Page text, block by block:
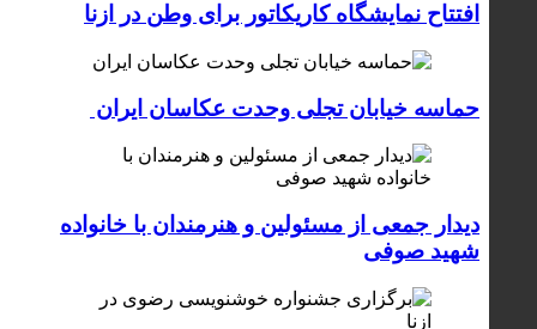
افتتاح نمایشگاه کاریکاتور برای وطن در ازنا
حماسه خیابان تجلی وحدت عکاسان ایران
دیدار جمعی از مسئولین و هنرمندان با خانواده
شهید صوفی